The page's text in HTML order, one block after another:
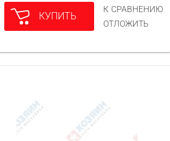
КУПИТЬ
К СРАВНЕНИЮ
ОТЛОЖИТЬ